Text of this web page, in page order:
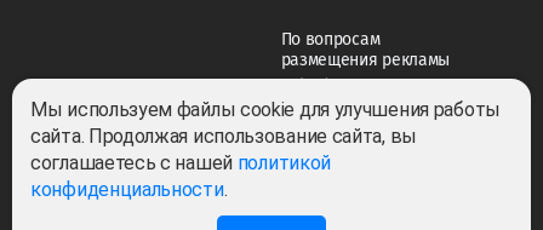
По вопросам
размещения рекламы
adv@arbat.media
Мы используем файлы cookie для улучшения работы
сайта. Продолжая использование сайта, вы
соглашаетесь с нашей политикой
конфиденциальности.